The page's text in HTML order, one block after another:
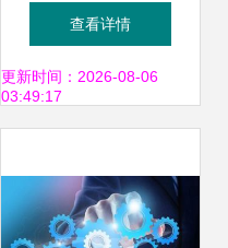
需要查缺补漏？
——详解管理与服
查看详情
更新时间：2026-08-06
03:49:17